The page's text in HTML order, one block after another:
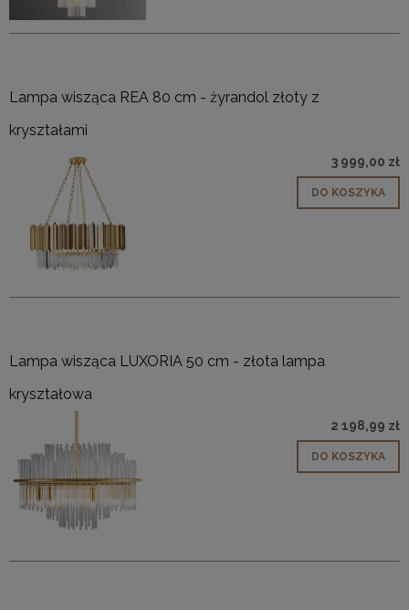
Lampa wisząca REA 80 cm - żyrandol złoty z
kryształami
3 999,00 zł
DO KOSZYKA
Lampa wisząca LUXORIA 50 cm - złota lampa
kryształowa
2 198,99 zł
DO KOSZYKA